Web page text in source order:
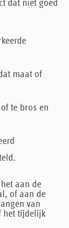
dat niet goed
maat of
te bros en
aan de
of aan de
van
het tijdelijk